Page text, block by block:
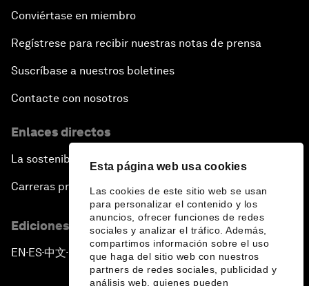
Esta página web usa cookies
Las cookies de este sitio web se usan
para personalizar el contenido y los
anuncios, ofrecer funciones de redes
sociales y analizar el tráfico. Además,
compartimos información sobre el uso
que haga del sitio web con nuestros
partners de redes sociales, publicidad y
análisis web, quienes pueden
Conviértase en miembro
Regístrese para recibir nuestras notas de prensa
Suscríbase a nuestros boletines
Contacte con nosotros
Enlaces directos
La sostenibilidad en el Foro
Carreras profesionales
Ediciones en otros idiomas
EN ▪ ES▪中文▪ 日本語